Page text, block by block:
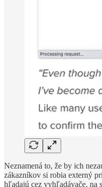
Neznamená to, že by ich
zákazníkov si robia externý
hľadajú cez vyhľadávače, na